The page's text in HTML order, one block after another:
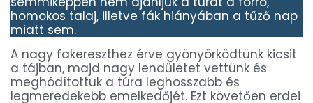
homokos talaj, illetve fák hiányában a tűző nap
miatt sem.
A nagy fakereszthez érve gyönyörködtünk kicsit
a tájban, majd nagy lendületet vettünk és
meghódítottuk a túra leghosszabb és
legmeredekebb emelkedőjét. Ezt követően erdei